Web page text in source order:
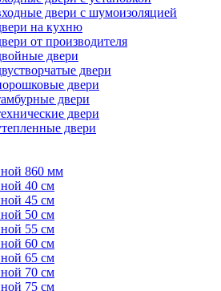
двери с шумоизоляцией
на кухню
от производителя
двери
двери
двери
двери
двери
двери
860 мм
40 см
45 см
50 см
55 см
60 см
65 см
70 см
75 см